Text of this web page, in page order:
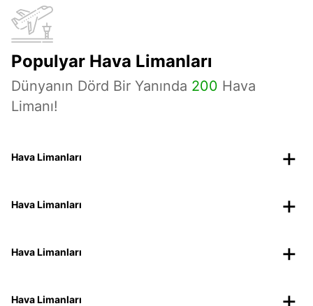
Populyar Hava Limanları
Dünyanın Dörd Bir Yanında 200 Hava
Limanı!
Hava Limanları
Hava Limanları
Hava Limanları
Hava Limanları